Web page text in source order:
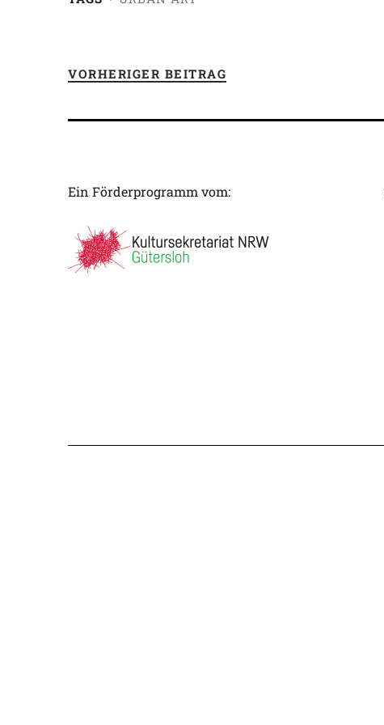
VORHERIGER BEITRAG
Ein Förderprogramm vom: